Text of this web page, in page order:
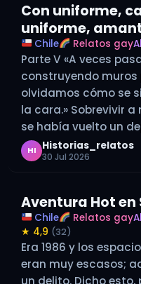
Con uniforme,
uniforme,
Chile Relatos gay
Parte V «A veces
construyendo
olvidamos cómo se
la cara.» Sobrevivir
se había vuelto un
pero también una
de nuestra rutina.…
HI Historias_relatos
30 Jul 2026
Aventura Hot
Chile Relatos gay
★ 4,9 (32)
Era 1986 y los
eran muy escasos;
un delito. Dicho